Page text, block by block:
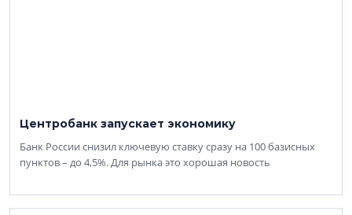
Центробанк запускает экономику
Банк России снизил ключевую ставку сразу на 100 базисных
пунктов – до 4,5%. Для рынка это хорошая новость